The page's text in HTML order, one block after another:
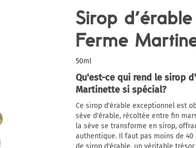
Sirop
Ferme
50ml
Qu'est-ce qui rend le sirop
Martinette si spécial?
Ce sirop d'érable exceptionnel est
sève d'érable, récoltée entre fin
la sève se transforme en sirop,
authentique. Il faut pas moins de
de sirop d'érable, un véritable